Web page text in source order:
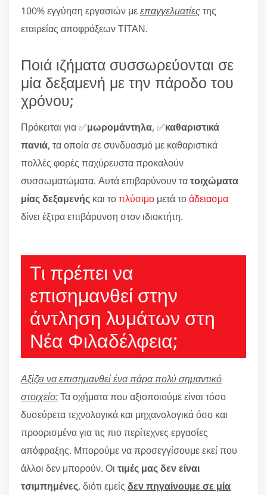
100% εγγύηση εργασιών μεεπαγγελματίεςτης
εταιρείας αποφράξεων ΤΙΤΑΝ.
Ποιά ιζήματα συσσωρεύονται σε
μία δεξαμενή με την πάροδο του
χρόνου;
Πρόκειται για ✅μωρομάντηλα, ✅καθαριστικά
πανιά, τα οποία σε συνδυασμό με καθαριστικά
πολλές φορές παχύρευστα προκαλούν
συσσωματώματα. Αυτά επιβαρύνουν τατοιχώματα
μίας δεξαμενής και τοπλύσιμο μετά τοάδειασμα
δίνει έξτρα επιβάρυνση στον ιδιοκτήτη.
Τι πρέπει να
επισημανθεί στην
άντληση λυμάτων στη
Νέα Φιλαδέλφεια;
Αξίζει να επισημανθεί ένα πάρα πολύ σημαντικό
στοιχείο:Τα οχήματα που αξιοποιούμε είναι τόσο
δυσεύρετα τεχνολογικά και μηχανολογικά όσο και
προορισμένα για τις πιο περίτεχνες εργασίες
απόφραξης. Μπορούμε να προσεγγίσουμε εκεί που
άλλοι δεν μπορούν. Οι τιμές μας δεν είναι
τσιμπημένες, διότι εμείς δεν πηγαίνουμε σε μία